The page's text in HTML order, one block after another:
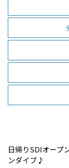
日帰りSDIオープ
ンダイブ♪